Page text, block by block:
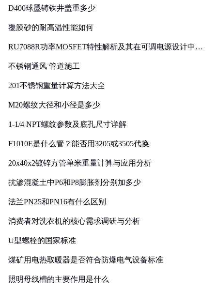
D400球墨铸铁井盖重多少
覆膜砂的耐高温性能如何
RU7088R功率MOSFET特性解析及其在可调电源设计中的
不锈钢通风 管道施工
201不锈钢重量计算方法大全
M20螺纹大径和小径是多少
1-1/4 NPT螺纹参数及底孔尺寸详解
F1010E是什么管？能否用3205或3505代换
20x40x2镀锌方管单米重量计算与应用分析
抗渗混凝土中P6和P8膨胀剂分别加多少
法兰PN25和PN16有什么区别
消费者对洗衣机的核心需求调研与分析
U型螺栓的国家标准
煤矿用电热取暖器是否符合防爆电气设备标准
照明母线槽的主要作用是什么